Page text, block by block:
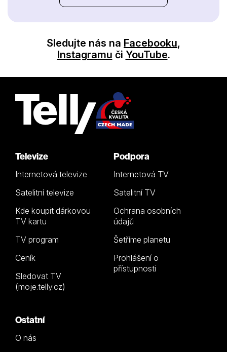
Sledujte nás na Facebooku,
Instagramu či YouTube.
Televize
Internetová televize
Satelitní televize
Kde koupit dárkovou
TV kartu
TV program
Ceník
Sledovat TV
(moje.telly.cz)
Podpora
Internetová TV
Satelitní TV
Ochrana osobních
údajů
Šetříme planetu
Prohlášení o
přístupnosti
Ostatní
O nás